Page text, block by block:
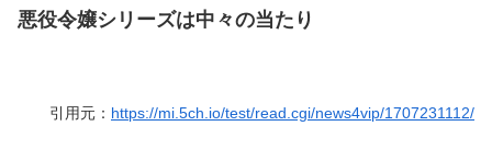
悪役令嬢シリーズは中々の当たり
引用元： https://mi.5ch.io/test/read.cgi/news4vip/1707231112/